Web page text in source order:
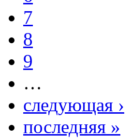
7
8
9
…
следующая ›
последняя »